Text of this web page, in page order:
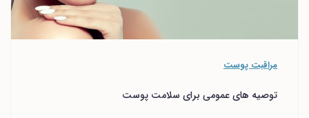
مراقبت پوست
توصیه های عمومی برای سلامت پوست